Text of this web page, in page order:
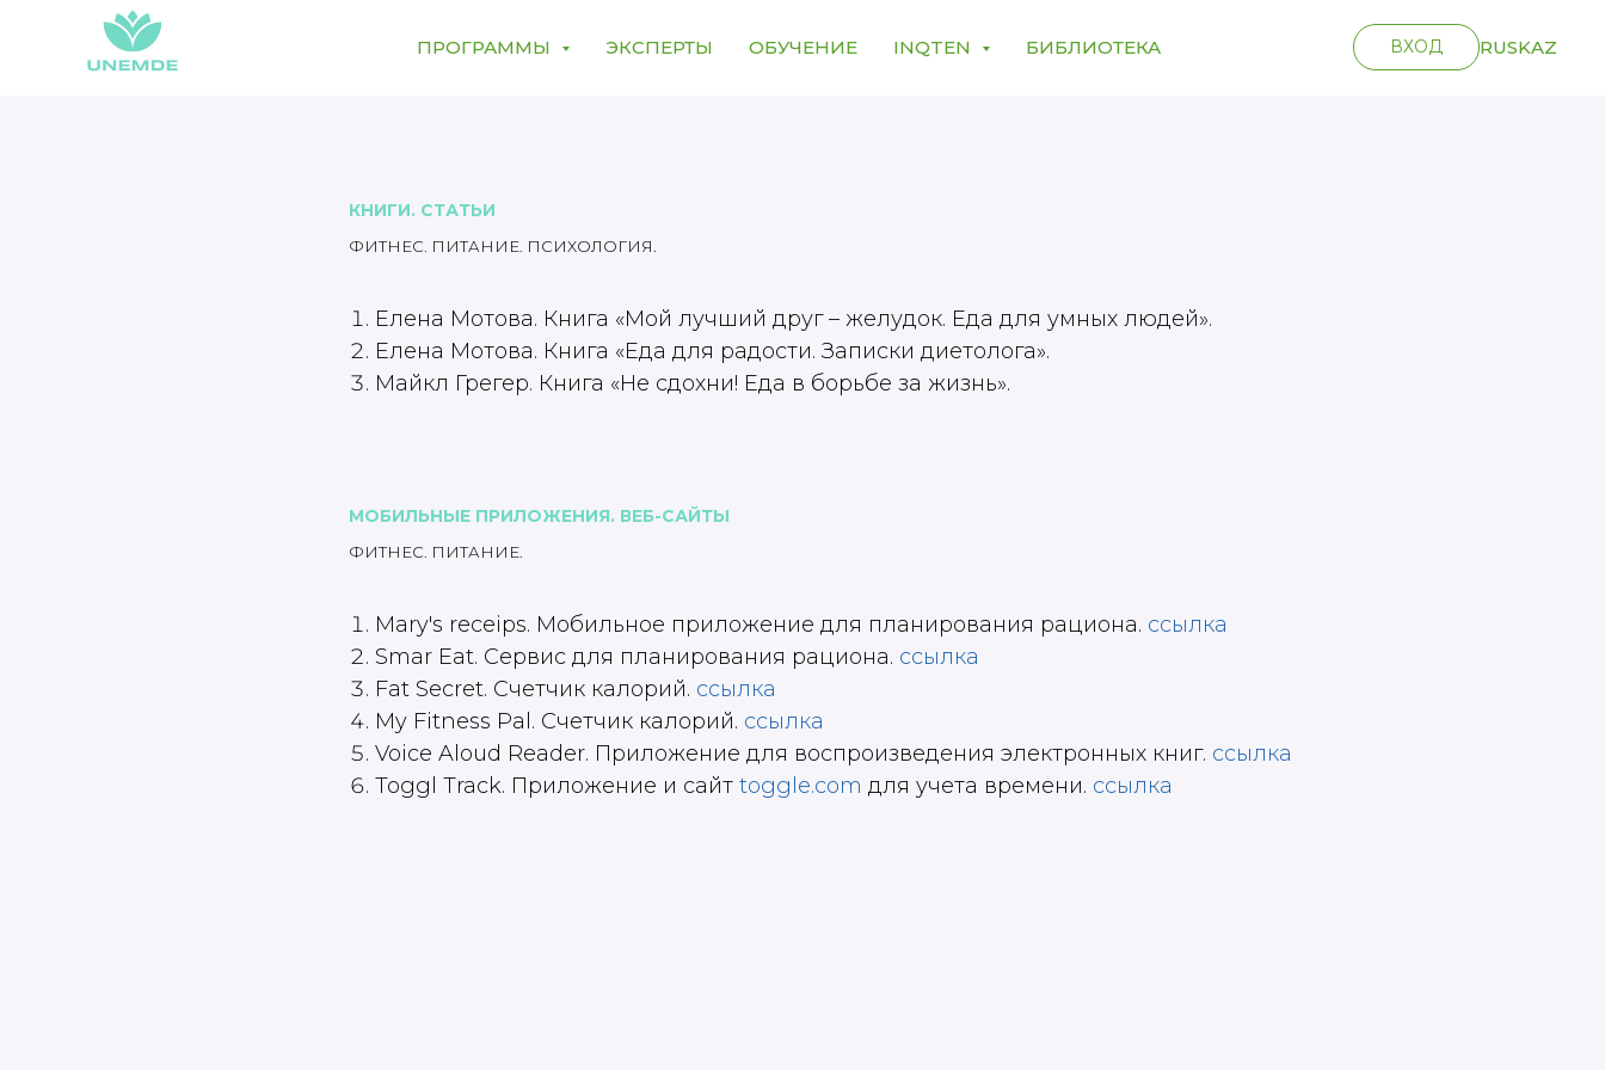
ПРОГРАММЫ ЭКСПЕРТЫ ОБУЧЕНИЕ INQTEN БИБЛИОТЕКА ВХОД RUSKAZ
КНИГИ. СТАТЬИ
ФИТНЕС. ПИТАНИЕ. ПСИХОЛОГИЯ.
Елена Мотова. Книга «Мой лучший друг – желудок. Еда для умных людей».
Елена Мотова. Книга «Еда для радости. Записки диетолога».
Майкл Грегер. Книга «Не сдохни! Еда в борьбе за жизнь».
МОБИЛЬНЫЕ ПРИЛОЖЕНИЯ. ВЕБ-САЙТЫ
ФИТНЕС. ПИТАНИЕ.
Mary's receips. Мобильное приложение для планирования рациона. ссылка
Smar Eat. Сервис для планирования рациона. ссылка
Fat Secret. Счетчик калорий. ссылка
My Fitness Pal. Счетчик калорий. ссылка
Voice Aloud Reader. Приложение для воспроизведения электронных книг. ссылка
Toggl Track. Приложение и сайт toggle.com для учета времени. ссылка